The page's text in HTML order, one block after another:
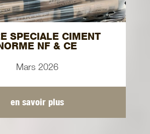
SPECIALE CIMENT
NF & CE
Mars 2026
en savoir plus